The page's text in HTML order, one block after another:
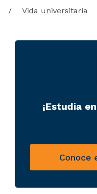
Vida universitaria
¡Estudia
Conoce